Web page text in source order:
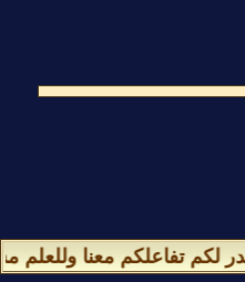
تفاعلكم معنا وللعلم